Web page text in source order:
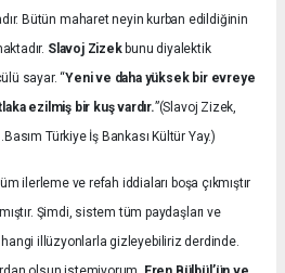
Bütün maharet neyin kurban edildiğinin
Slavoj Zizekbunu diyalektik
sayar. “Yeni ve daha yüksek bir evreye
ezilmiş bir kuş vardır.”(Slavoj Zizek,
Türkiye İş Bankası Kültür Yay.)
ilerleme ve refah iddiaları boşa çıkmıştır
Şimdi, sistem tüm paydaşları ve
hangi illüzyonlarla gizleyebiliriz derdinde.